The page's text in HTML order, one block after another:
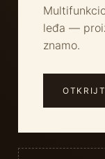
leđa —
znamo.